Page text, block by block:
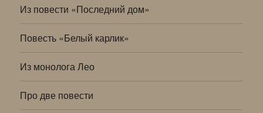
Из повести «Последний дом»
Повесть «Белый карлик»
Из монолога Лео
Про две повести